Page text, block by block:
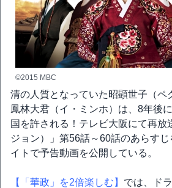
©2015 MBC
清の人質となっていた昭顕世子（ペ
鳳林大君（イ・ミンホ）は、8年後
国を許される！テレビ大阪にて再放
ジョン）」第56話～60話のあらす
イトで予告動画を公開している。
【「華政」を2倍楽しむ】 では、ド